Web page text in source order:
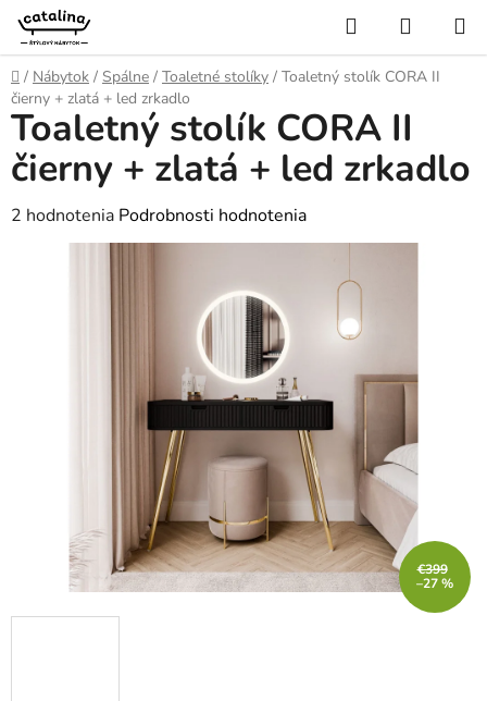
Prejsť
obsah
Hľadať
KOŠÍK
Domov
/ Nábytok / Spálne / Toaletné stolíky / Toaletný stolík CORA II
čierny + zlatá + led zrkadlo
Toaletný stolík CORA II
čierny + zlatá + led zrkadlo
Priemerné
hodnotenie
2 hodnotenia Podrobnosti hodnotenia
€399
–27 %